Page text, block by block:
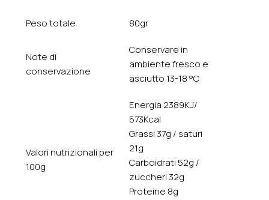
Peso totale 80gr
Note di
conservazione
Conservare in
ambiente fresco e
asciutto 13-18 °C
Valori nutrizionali per
100g
Energia 2389KJ/
573Kcal
Grassi 37g / saturi
21g
Carboidrati 52g /
zuccheri 32g
Proteine 8g